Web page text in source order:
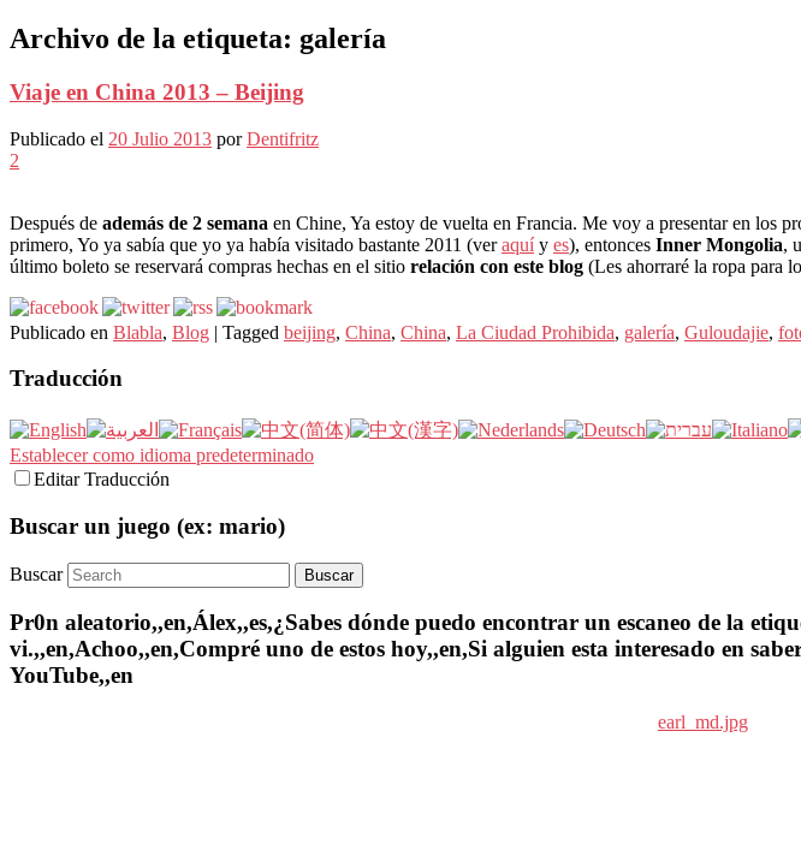
Archivo de la etiqueta: galería
Viaje en China 2013 – Beijing
Publicado el 20 Julio 2013 porDentifritz
2
Después de además de 2 semana en Chine, Ya estoy de vuelta en Francia. Me voy a presentar en los
primero, Yo ya sabía que yo ya había visitado bastante 2011 (veraquíy es), entonces Inner Mongolia,
último boleto se reservará compras hechas en el sitio relación con este blog (Les ahorraré la ropa para
Publicado en Blabla, Blog | Tagged beijing, China, China, La Ciudad Prohibida, galería, Guloudajie,
Traducción
Establecer como idioma predeterminado
Editar Traducción
Buscar un juego (ex: mario)
Buscar
Pr0n aleatorio,,en,Álex,,es,¿Sabes dónde puedo encontrar un escaneo de la
vi.,,en,Achoo,,en,Compré uno de estos hoy,,en,Si alguien esta interesado en
YouTube,,en